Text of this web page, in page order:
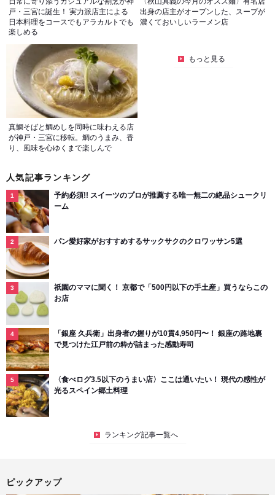
戸・三宮に誕生！ 実力派店主による
日本料理をコースでもアラカルトでも
楽しめる
出身の店主がオープンした、スープが
濃くておいしいラーメン店
真鯛そばと鯛めしを同時に味わえる店
が神戸・三宮に移転。鯛のうまみ、香
り、風味を心ゆくまで楽しんで
もっと見る
人気記事ランキング
予約必須!! スイーツのプロが推薦する唯一無二の絶品シュークリ
ーム
パン愛好家がおすすめするサックサクのクロワッサン5選
祇園のママに聞く！ 京都で「500円以下の手土産」買うならこの
お店
「銀座 久兵衛」出身者の握りが10貫4,950円〜！ 銀座の路地裏
で見つけた江戸前の粋が詰まった感動寿司
〈食べログ3.5以下のうまい店〉ここは通いたい！ 現代の感性が
光るスペイン郷土料理
ランキング記事一覧へ
ピックアップ